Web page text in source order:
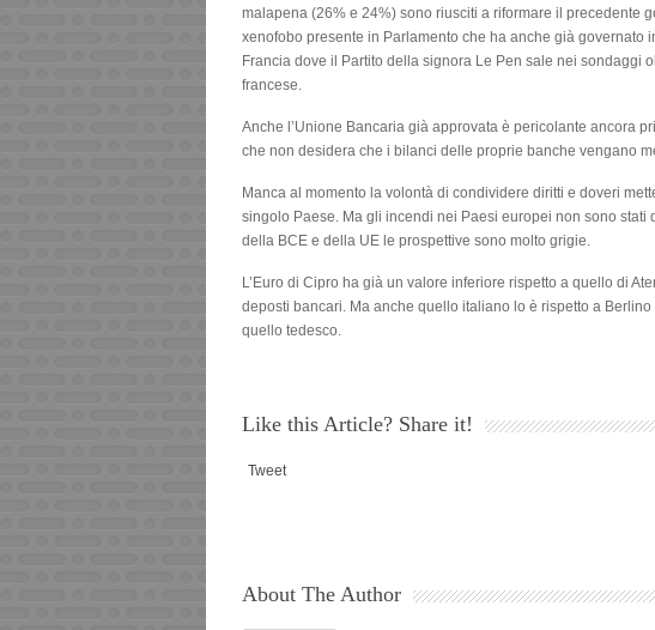
malapena (26% e 24%) sono riusciti a riformare il precedente
xenofobo presente in Parlamento che ha anche già governato
Francia dove il Partito della signora Le Pen sale nei sondaggi
francese.
Anche l’Unione Bancaria già approvata è pericolante ancora
che non desidera che i bilanci delle proprie banche vengano
Manca al momento la volontà di condividere diritti e doveri
singolo Paese. Ma gli incendi nei Paesi europei non sono
della BCE e della UE le prospettive sono molto grigie.
L’Euro di Cipro ha già un valore inferiore rispetto a quello di
deposti bancari. Ma anche quello italiano lo è rispetto a
quello tedesco.
Like this Article? Share it!
Tweet
About The Author